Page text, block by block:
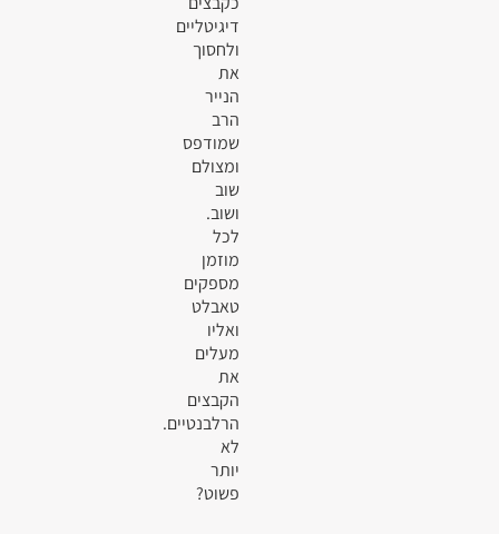
דיגיטליים
ולחסוך
את
הנייר
הרב
שמודפס
ומצולם
שוב
ושוב.
לכל
מוזמן
מספקים
טאבלט
ואליו
מעלים
את
הקבצים
הרלבנטיים.
לא
יותר
פשוט?